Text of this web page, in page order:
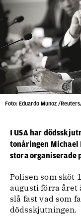
Foto: Eduardo Munoz /
I USA har
tonåringen
stora organiserade
Polisen som sköt
augusti förra året
slå fast vad som
dödsskjutningen.